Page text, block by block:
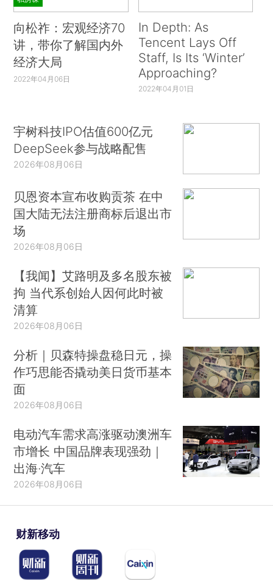
向松祚：宏观经济70
讲，带你了解国内外
经济大局
2022年04月06日
In Depth: As
Tencent Lays Off
Staff, Is Its ‘Winter’
Approaching?
2022年04月01日
宇树科技IPO估值600亿元
DeepSeek参与战略配售
2026年08月06日
贝恩资本宣布收购贡茶 在中
国大陆无法注册商标后退出市
场
2026年08月06日
【我闻】艾路明及多名股东被
拘 当代系创始人因何此时被
清算
2026年08月06日
分析｜贝森特操盘稳日元，操
作巧思能否撬动美日货币基本
面
2026年08月06日
电动汽车需求高涨驱动澳洲车
市增长 中国品牌表现强劲｜
出海·汽车
2026年08月06日
财新移动